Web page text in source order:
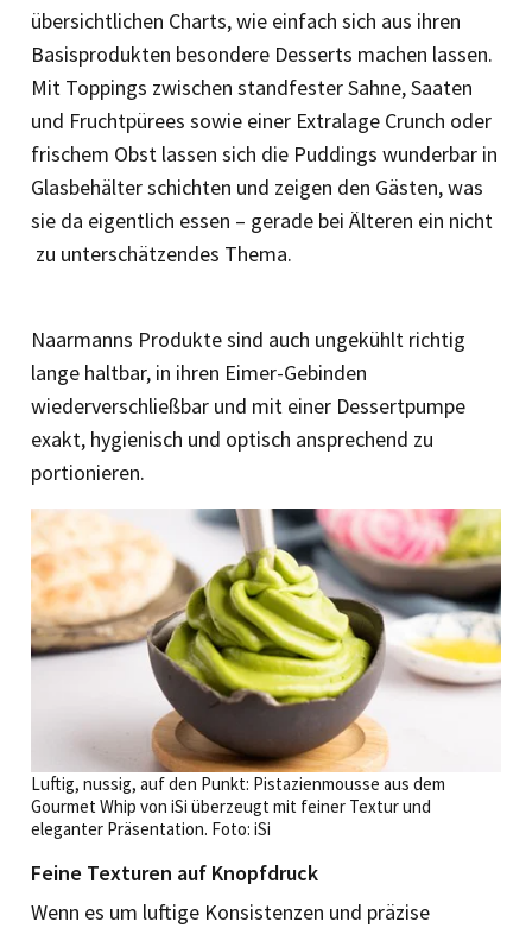
übersichtlichen Charts, wie einfach sich aus ihren
Basisprodukten besondere Desserts machen lassen.
Mit Toppings zwischen standfester Sahne, Saaten
und Fruchtpürees sowie einer Extralage Crunch oder
frischem Obst lassen sich die Puddings wunderbar in
Glasbehälter schichten und zeigen den Gästen, was
sie da eigentlich essen – gerade bei Älteren ein nicht
zu unterschätzendes Thema.
Naarmanns Produkte sind auch ungekühlt richtig
lange haltbar, in ihren Eimer-Gebinden
wiederverschließbar und mit einer Dessertpumpe
exakt, hygienisch und optisch ansprechend zu
portionieren.
Luftig, nussig, auf den Punkt: Pistazienmousse aus dem
Gourmet Whip von iSi überzeugt mit feiner Textur und
eleganter Präsentation. Foto: iSi
Feine Texturen auf Knopfdruck
Wenn es um luftige Konsistenzen und präzise